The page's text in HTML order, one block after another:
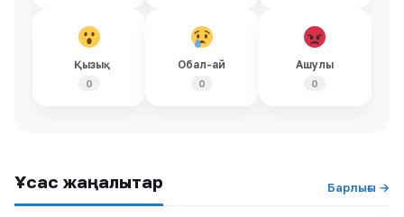
Қызық
0
Обал-ай
0
Ашулы
0
Ұқсас жаңалықтар Барлығы →